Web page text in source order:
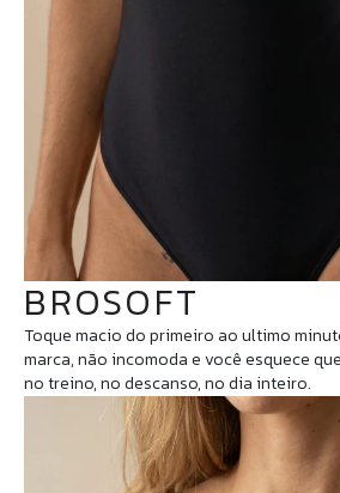
BROSOFT
Toque macio do primeiro ao ultimo
marca, não incomoda e você esquece
no treino, no descanso, no dia inteiro.